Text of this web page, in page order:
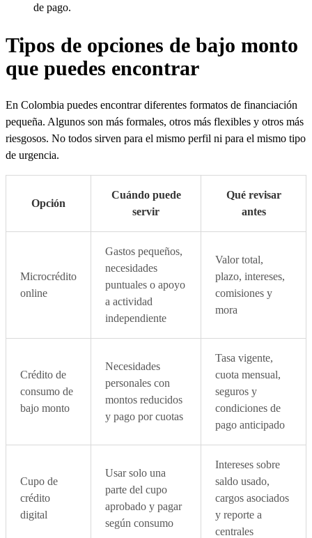
de pago.
Tipos de opciones de bajo monto
que puedes encontrar
En Colombia puedes encontrar diferentes formatos de financiación
pequeña. Algunos son más formales, otros más flexibles y otros más
riesgosos. No todos sirven para el mismo perfil ni para el mismo tipo
de urgencia.
Opción
Cuándo puede
servir
Qué revisar
antes
Microcrédito
online
Gastos pequeños,
necesidades
puntuales o apoyo
a actividad
independiente
Valor total,
plazo, intereses,
comisiones y
mora
Crédito de
consumo de
bajo monto
Necesidades
personales con
montos reducidos
y pago por cuotas
Tasa vigente,
cuota mensual,
seguros y
condiciones de
pago anticipado
Cupo de
crédito
digital
Usar solo una
parte del cupo
aprobado y pagar
según consumo
Intereses sobre
saldo usado,
cargos asociados
y reporte a
centrales